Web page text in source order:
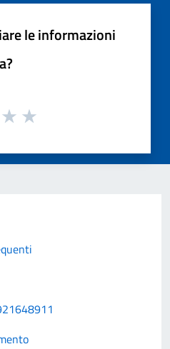
le informazioni